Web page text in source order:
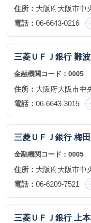
住所： 大阪府大阪市中
電話： 06-6643-0216
三菱ＵＦＪ銀行 難
金融機関コード： 0005
住所： 大阪府大阪市中
電話： 06-6643-3015
三菱ＵＦＪ銀行 梅
金融機関コード： 0005
住所： 大阪府大阪市中
電話： 06-6209-7521
三菱ＵＦＪ銀行 上